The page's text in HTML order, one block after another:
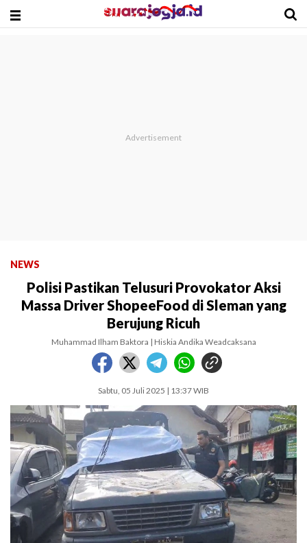
NEWS
Polisi Pastikan Telusuri Provokator Aksi
Massa Driver ShopeeFood di Sleman yang
Berujung Ricuh
Muhammad Ilham Baktora | Hiskia Andika Weadcaksana
Sabtu, 05 Juli 2025 | 13:37 WIB